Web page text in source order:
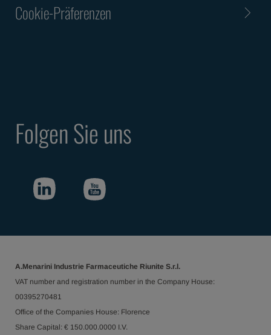
Cookie-Präferenzen
Folgen Sie uns
A.Menarini Industrie Farmaceutiche Riunite S.r.l.
VAT number and registration number in the Company House:
00395270481
Office of the Companies House: Florence
Share Capital: € 150.000.0000 I.V.